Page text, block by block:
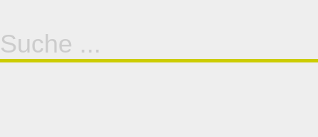
Suche
für: